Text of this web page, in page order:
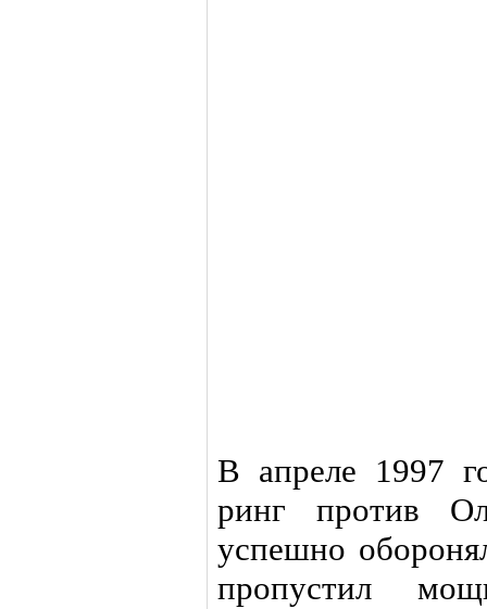
В апреле 1997
ринг против
успешно
пропустил